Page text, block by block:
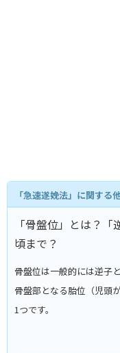
「急速遂娩法」に関する
「骨盤位」とは？
頃まで？
骨盤位は一般的には逆子
骨盤部となる胎位（児頭
1つです。